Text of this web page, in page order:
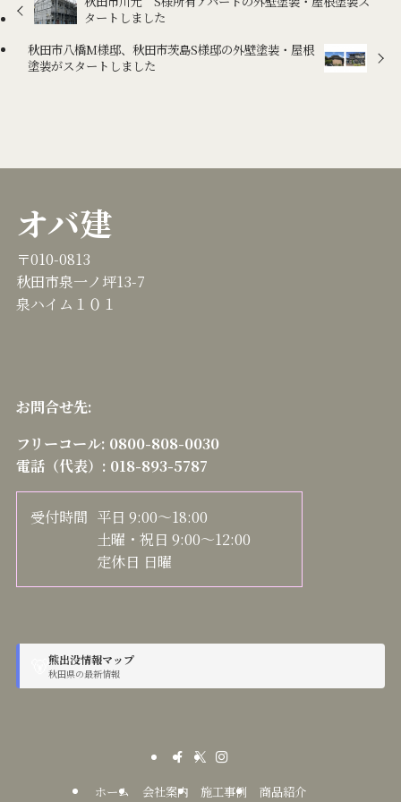
タートしました
秋田市八橋M様邸、秋田市茨島S様邸の外壁塗装・屋根
塗装がスタートしました
オバ建
〒010-0813
秋田市泉一ノ坪13-7
泉ハイム１０１
お問合せ先:
フリーコール: 0800-808-0030
電話（代表）: 018-893-5787
受付時間 平日 9:00～18:00
土曜・祝日 9:00～12:00
定休日 日曜
熊出没情報マップ
秋田県の最新情報
ホーム 会社案内 施工事例 商品紹介